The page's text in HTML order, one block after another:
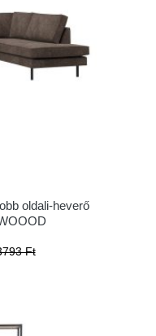
oldali-heverő
Ft